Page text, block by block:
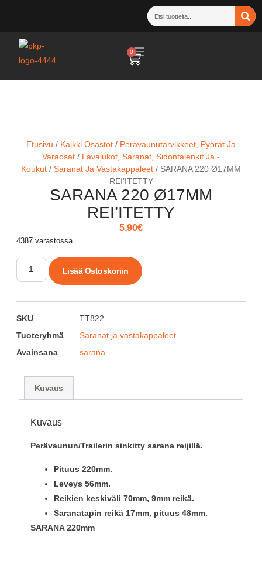
0
Etusivu / Kaikki Osastot / Perävaunutarvikkeet, Pyörät Ja
Varaosat / Lavalukot, Saranat, Sidontalenkit Ja -
Koukut / Saranat Ja Vastakappaleet / SARANA 220 Ø17MM
REI’ITETTY
SARANA 220 Ø17MM
REI’ITETTY
5,90€
4387 varastossa
Lisää Ostoskoriin
SKU
TT822
Tuoteryhmä
Saranat ja vastakappaleet
Avainsana
sarana
Kuvaus
Kuvaus
Perävaunun/Trailerin sinkitty sarana reijillä.
Pituus 220mm.
Leveys 56mm.
Reikien keskiväli 70mm, 9mm reikä.
Saranatapin reikä 17mm, pituus 48mm.
SARANA 220mm